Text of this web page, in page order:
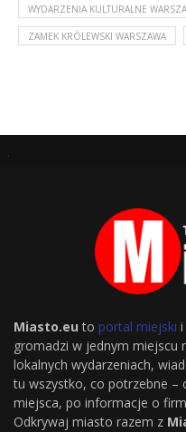
WYDARZENIA KULTURALNE
ZAMEK KRÓLEWSKI WARSZAWA
Miasto.eu to portal miejski i
gromadzi w jednym miejscu
lokalnych wydarzeniach,
tu wszystko, co potrzebne –
miejsca, po informacje o
Odkrywaj miasto razem z